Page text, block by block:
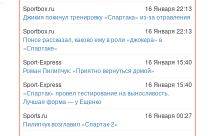
Sportbox.ru
16 Января 22:13
Джикия покинул тренировку «Спартака» из-за отравления
Sportbox.ru
16 Января 22:13
Понсе рассказал, каково ему в роли «джокера» в
«Спартаке»
Sport-Express
16 Января 15:40
Роман Пилипчук: «Приятно вернуться домой»
Sport-Express
16 Января 15:40
«Спартак» провел тестирование на выносливость.
Лучшая форма — у Ещенко
Sports.ru
16 Января 00:27
Пилипчук возглавил «Спартак-2»